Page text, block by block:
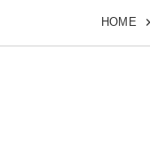
HOME